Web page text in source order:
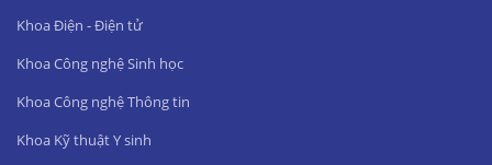
Khoa Điện - Điện tử
Khoa Công nghệ Sinh học
Khoa Công nghệ Thông tin
Khoa Kỹ thuật Y sinh